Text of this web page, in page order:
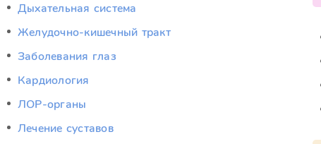
Дыхательная система
Желудочно-кишечный тракт
Заболевания глаз
Кардиология
ЛОР-органы
Лечение суставов